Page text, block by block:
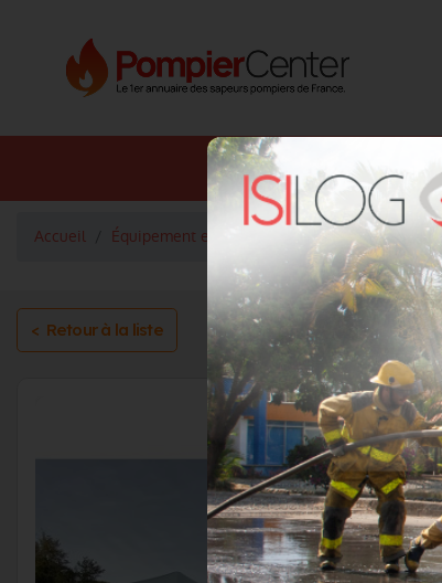
Annuaire SDIS
Accueil Équipement et services Risques
< Retour à la liste